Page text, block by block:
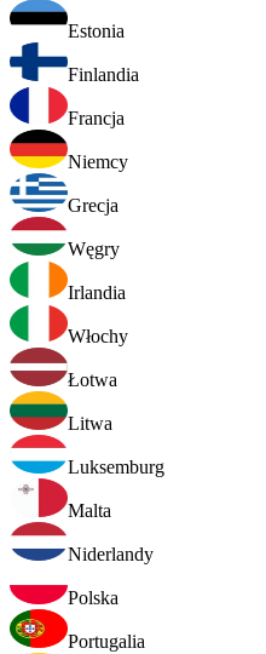
Estonia
Finlandia
Francja
Niemcy
Grecja
Węgry
Irlandia
Włochy
Łotwa
Litwa
Luksemburg
Malta
Niderlandy
Polska
Portugalia